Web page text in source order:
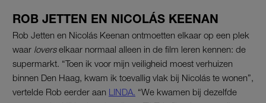
ROB JETTEN EN NICOLÁS KEENAN
Rob Jetten en Nicolás Keenan ontmoetten elkaar op een plek
waar loverselkaar normaal alleen in de film leren kennen: de
supermarkt. “Toen ik voor mijn veiligheid moest verhuizen
binnen Den Haag, kwam ik toevallig vlak bij Nicolás te wonen”,
vertelde Rob eerder aan LINDA. “We kwamen bij dezelfde